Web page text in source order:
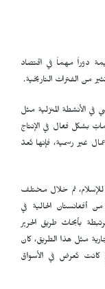
دوراً مهماً في اقتصاد
من الفترات التاريخية.
في الأنشطة المنزلية مثل
بشكل فعّال في الإنتاج
غير رسمية، فإنها تُعدّ
للإسلام، ثم خلال مختلف
أفغانستان الحالية في
بأبحاث طريق الحرير
مثل هذا الطريق، كان
كانت تُعرض في الأسواق